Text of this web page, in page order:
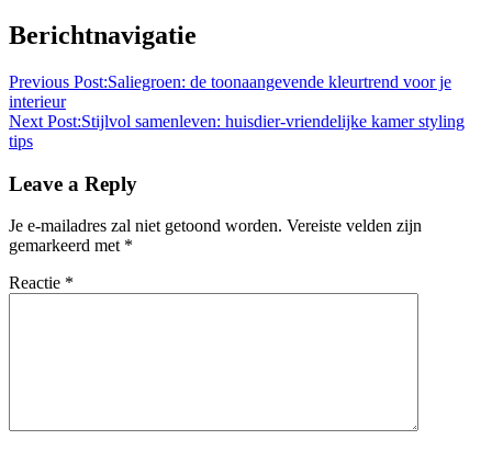
Berichtnavigatie
Previous Post:Saliegroen: de toonaangevende kleurtrend voor je
interieur
Next Post:Stijlvol samenleven: huisdier-vriendelijke kamer styling
tips
Leave a Reply
Je e-mailadres zal niet getoond worden. Vereiste velden zijn
gemarkeerd met *
Reactie *